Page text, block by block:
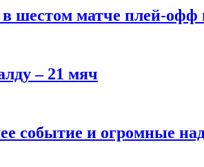
шестом матче плей‑офф
– 21 мяч
и огромные